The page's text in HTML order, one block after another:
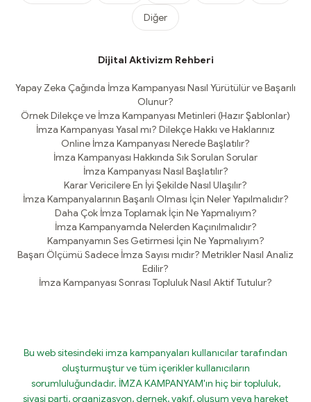
Diğer
Dijital Aktivizm Rehberi
Yapay Zeka Çağında İmza Kampanyası Nasıl Yürütülür ve Başarılı
Olunur?
Örnek Dilekçe ve İmza Kampanyası Metinleri (Hazır Şablonlar)
İmza Kampanyası Yasal mı? Dilekçe Hakkı ve Haklarınız
Online İmza Kampanyası Nerede Başlatılır?
İmza Kampanyası Hakkında Sık Sorulan Sorular
İmza Kampanyası Nasıl Başlatılır?
Karar Vericilere En İyi Şekilde Nasıl Ulaşılır?
İmza Kampanyalarının Başarılı Olması İçin Neler Yapılmalıdır?
Daha Çok İmza Toplamak İçin Ne Yapmalıyım?
İmza Kampanyamda Nelerden Kaçınılmalıdır?
Kampanyamın Ses Getirmesi İçin Ne Yapmalıyım?
Başarı Ölçümü Sadece İmza Sayısı mıdır? Metrikler Nasıl Analiz
Edilir?
İmza Kampanyası Sonrası Topluluk Nasıl Aktif Tutulur?
Bu web sitesindeki imza kampanyaları kullanıcılar tarafından
oluşturmuştur ve tüm içerikler kullanıcıların
sorumluluğundadır. İMZA KAMPANYAM'ın hiç bir topluluk,
siyasi parti, organizasyon, dernek, vakıf, oluşum veya hareket